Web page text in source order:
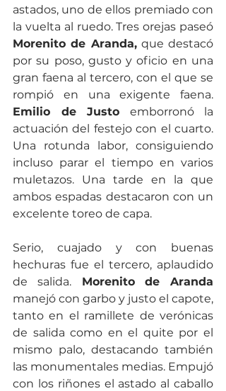
astados, uno de ellos premiado con
Morenito de Aranda, que destacó
por su poso, gusto y oficio en una
gran faena al tercero, con el que se
Emilio de Justo emborronó la
actuación del festejo con el cuarto.
Una rotunda labor, consiguiendo
incluso parar el tiempo en varios
muletazos. Una tarde en la que
ambos espadas destacaron con un
excelente toreo de capa.
Serio, cuajado y con buenas
hechuras fue el tercero, aplaudido
de salida. Morenito de Aranda
manejó con garbo y justo el capote,
tanto en el ramillete de verónicas
de salida como en el quite por el
mismo palo, destacando también
las monumentales medias. Empujó
con los riñones el astado al caballo